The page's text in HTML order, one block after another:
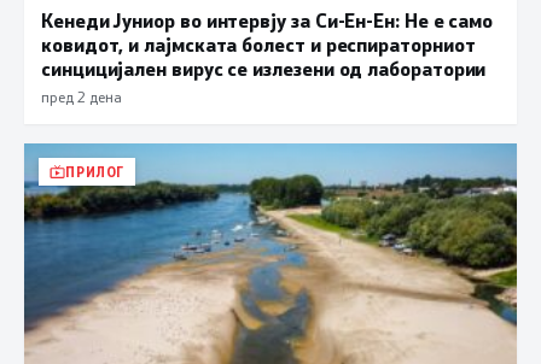
Кенеди Јуниор во интервју за Си-Ен-Ен: Не е само
ковидот, и лајмската болест и респираторниот
синцицијален вирус се излезени од лаборатории
пред 2 дена
ПРИЛОГ